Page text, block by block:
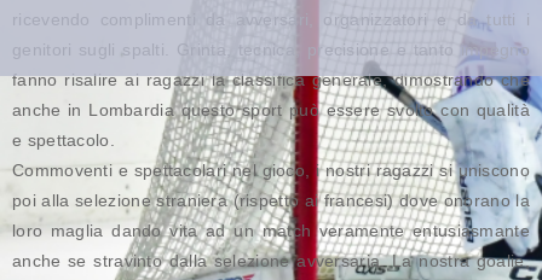
ricevendo complimenti da avversari, organizzatori e da tutti i
genitori sugli spalti. Grinta, tecnica, precisione e tanto impegno
fanno risalire ai ragazzi la classifica generale, dimostrando che
anche in Lombardia questo sport può essere svolto con qualità
e spettacolo.
Commoventi e spettacolari nel gioco, i nostri ragazzi si uniscono
poi alla selezione straniera (rispetto ai francesi) dove onorano la
loro maglia dando vita ad un match veramente entusiasmante
anche se stravinto dalla selezione avversaria. La nostra goalie,